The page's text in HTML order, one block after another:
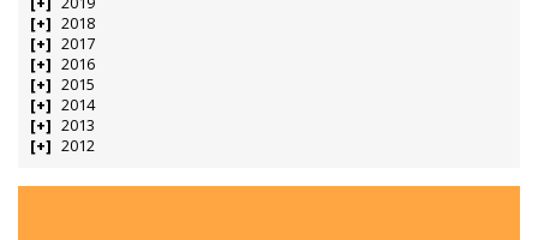
2018
2017
2016
2015
2014
2013
2012